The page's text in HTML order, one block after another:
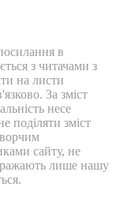
в
з читачами з
на листи
За зміст
несе
поділяти зміст
сайту, не
лише нашу